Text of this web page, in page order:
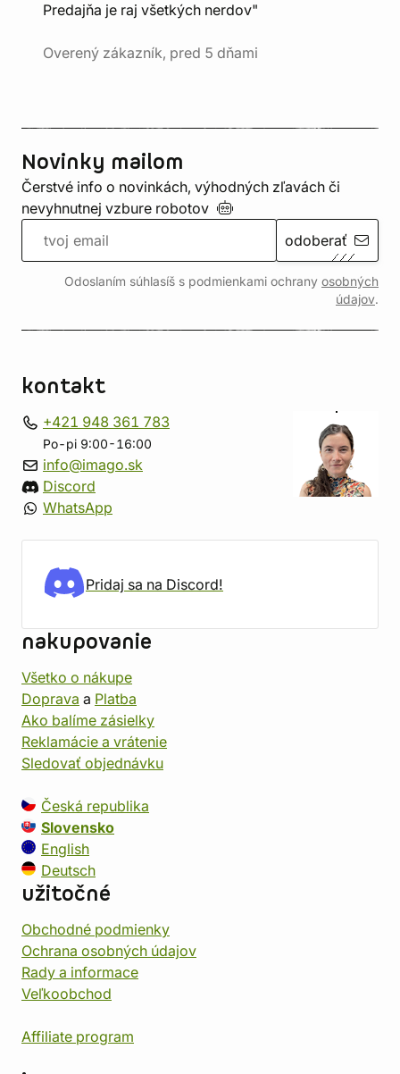
Predajňa je raj všetkých nerdov"
Overený zákazník, pred 5 dňami
Novinky mailom
Čerstvé info o novinkách, výhodných zľavách či
nevyhnutnej vzbure robotov
odoberať
Odoslaním súhlasíš s podmienkami ochrany osobných
údajov.
kontakt
+421 948 361 783
Po-pi 9:00-16:00
info@imago.sk
Discord
WhatsApp
Pridaj sa na Discord!
nakupovanie
Všetko o nákupe
Doprava a Platba
Ako balíme zásielky
Reklamácie a vrátenie
Sledovať objednávku
Česká republika
Slovensko
English
Deutsch
užitočné
Obchodné podmienky
Ochrana osobných údajov
Rady a informace
Veľkoobchod
Affiliate program